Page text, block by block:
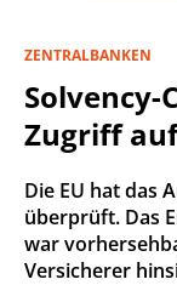
ZENTRALBANKEN
Solvency-
Zugriff
Die EU hat das
überprüft. Das
war
Versicherer